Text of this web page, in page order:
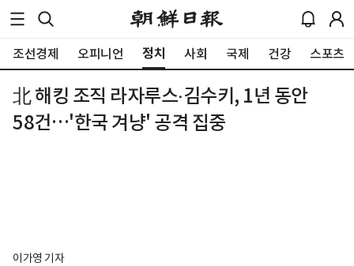
조선경제 오피니언 정치 사회 국제 건강 스포츠
北 해킹 조직 라자루스‧김수키, 1년 동안
58건…'한국 겨냥' 공격 집중
이가영 기자